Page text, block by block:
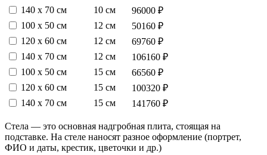
140 х 70 см
10 см
96000 ₽
100 х 50 см
12 см
50160 ₽
120 х 60 см
12 см
69760 ₽
140 х 70 см
12 см
106160 ₽
100 х 50 см
15 см
66560 ₽
120 х 60 см
15 см
100320 ₽
140 х 70 см
15 см 141760 ₽
Стела — это основная надгробная плита, стоящая на
подставке. На стеле наносят разное оформление (портрет,
ФИО и даты, крестик, цветочки и др.)